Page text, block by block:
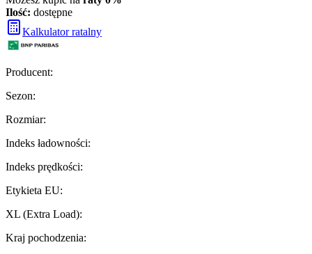
Ilość: dostępne
Kalkulator ratalny
Producent:
Sezon:
Rozmiar:
Indeks ładowności:
Indeks prędkości:
Etykieta EU:
XL (Extra Load):
Kraj pochodzenia: